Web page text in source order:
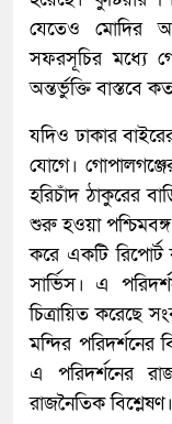
যেতেও মোদির
সফরসূচির মধ্যে
অন্তর্ভুক্তি বাস্তবে
যদিও ঢাকার
যোগে।
হরিচাঁদ ঠাকুরের
শুরু হওয়া পশ্চিমবঙ্গ
করে একটি রিপোর্ট
সার্ভিস। এ
চিত্রায়িত করেছে
মন্দির
এ পরিদর্শনের
রাজনৈতিক বিশ্লেষণ।